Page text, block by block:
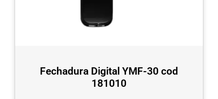
Fechadura Digital YMF-30 cod
181010